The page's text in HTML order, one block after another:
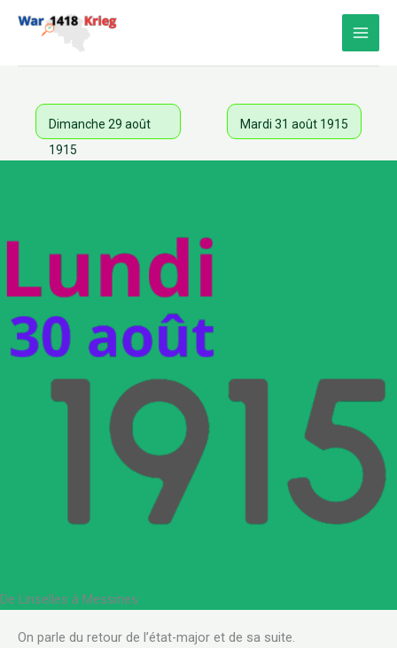
Dimanche 29 août
1915
Mardi 31 août 1915
De Linselles à Messines
On parle du retour de l’état-major et de sa suite.